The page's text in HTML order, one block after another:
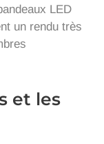
LED
un rendu très
et les